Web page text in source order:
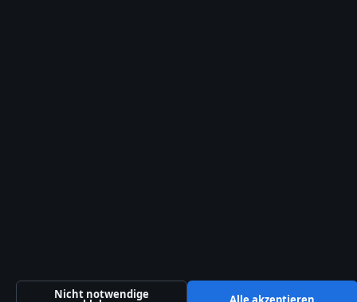
Nicht notwendige